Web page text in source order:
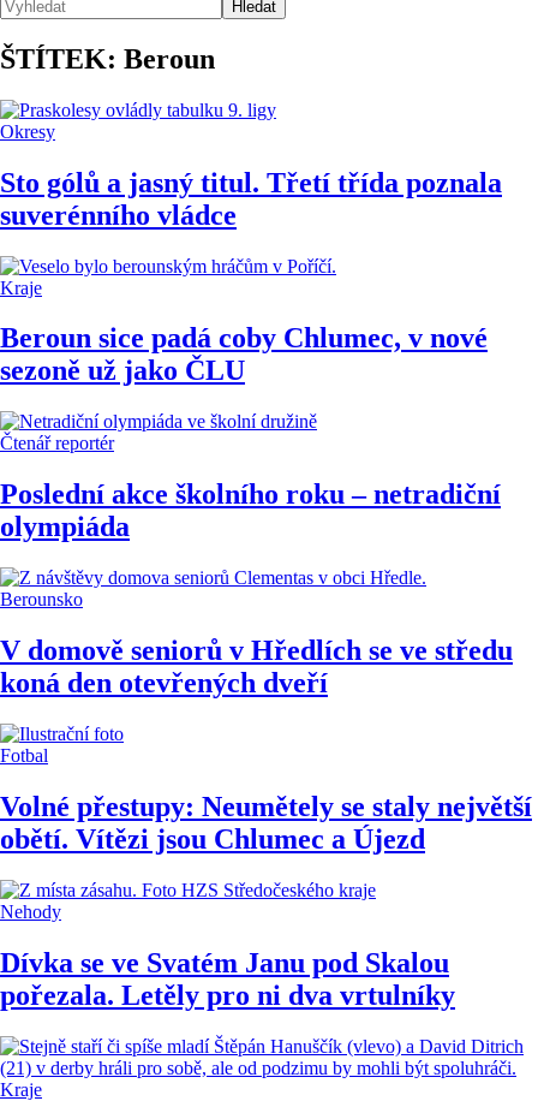
ŠTÍTEK: Beroun
Okresy
Sto gólů a jasný titul. Třetí třída poznala
suverénního vládce
Kraje
Beroun sice padá coby Chlumec, v nové
sezoně už jako ČLU
Čtenář reportér
Poslední akce školního roku – netradiční
olympiáda
Berounsko
V domově seniorů v Hředlích se ve středu
koná den otevřených dveří
Fotbal
Volné přestupy: Neumětely se staly největší
obětí. Vítězi jsou Chlumec a Újezd
Nehody
Dívka se ve Svatém Janu pod Skalou
pořezala. Letěly pro ni dva vrtulníky
Kraje